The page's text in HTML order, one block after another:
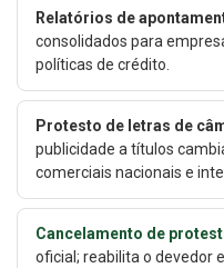
Relatórios de
consolidados para
políticas de crédito.
Protesto de letras de
publicidade a títulos
comerciais nacionais e
Cancelamento de
oficial; reabilita o devedor